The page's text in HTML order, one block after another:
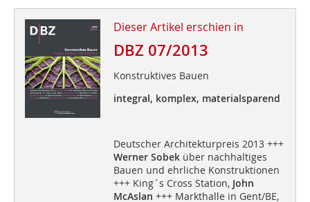
Dieser Artikel erschien in
DBZ 07/2013
Konstruktives Bauen
integral, komplex, materialsparend
Deutscher Architekturpreis 2013 +++
Werner Sobeküber nachhaltiges
Bauen und ehrliche Konstruktionen
+++ King´s Cross Station, John
McAslan +++ Markthalle in Gent/BE,